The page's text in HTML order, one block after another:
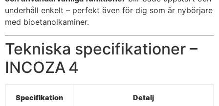
underhåll enkelt – perfekt även för dig som är nybörjare
med bioetanolkaminer.
Tekniska specifikationer –
INCOZA 4
Specifikation Detalj